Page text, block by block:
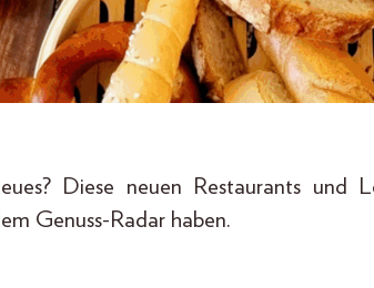
Diese neuen Restaurants und
Genuss-Radar haben.